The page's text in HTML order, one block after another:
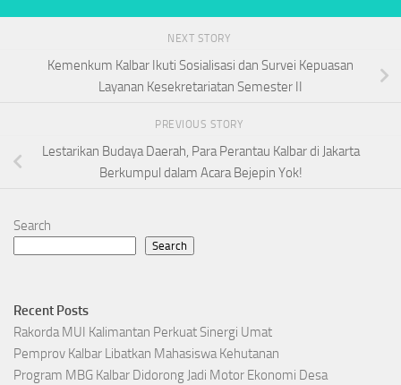
NEXT STORY
Kemenkum Kalbar Ikuti Sosialisasi dan Survei Kepuasan
Layanan Kesekretariatan Semester II
PREVIOUS STORY
Lestarikan Budaya Daerah, Para Perantau Kalbar di Jakarta
Berkumpul dalam Acara Bejepin Yok!
Search
Search
Recent Posts
Rakorda MUI Kalimantan Perkuat Sinergi Umat
Pemprov Kalbar Libatkan Mahasiswa Kehutanan
Program MBG Kalbar Didorong Jadi Motor Ekonomi Desa